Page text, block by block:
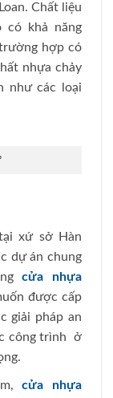
Chất liệu
có khả năng
hợp có
nhựa chảy
như các loại
xứ sở Hàn
dự án chung
cửa nhựa
được cấp
giải pháp an
công trình ở
cửa nhựa